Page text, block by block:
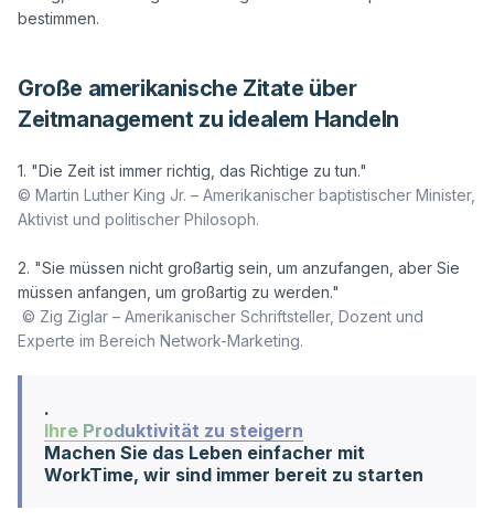
Große amerikanische Zitate über
Zeitmanagement zu idealem Handeln
© Martin Luther King Jr. – Amerikanischer baptistischer Minister,
Aktivist und politischer Philosoph.
2. "Sie müssen nicht großartig sein, um anzufangen, aber Sie
müssen anfangen, um großartig zu werden."
© Zig Ziglar – Amerikanischer Schriftsteller, Dozent und
Experte im Bereich Network-Marketing.
Machen Sie das Leben einfacher mit
WorkTime, wir sind immer bereit zu starten
Ihre Produktivität zu steigern
.